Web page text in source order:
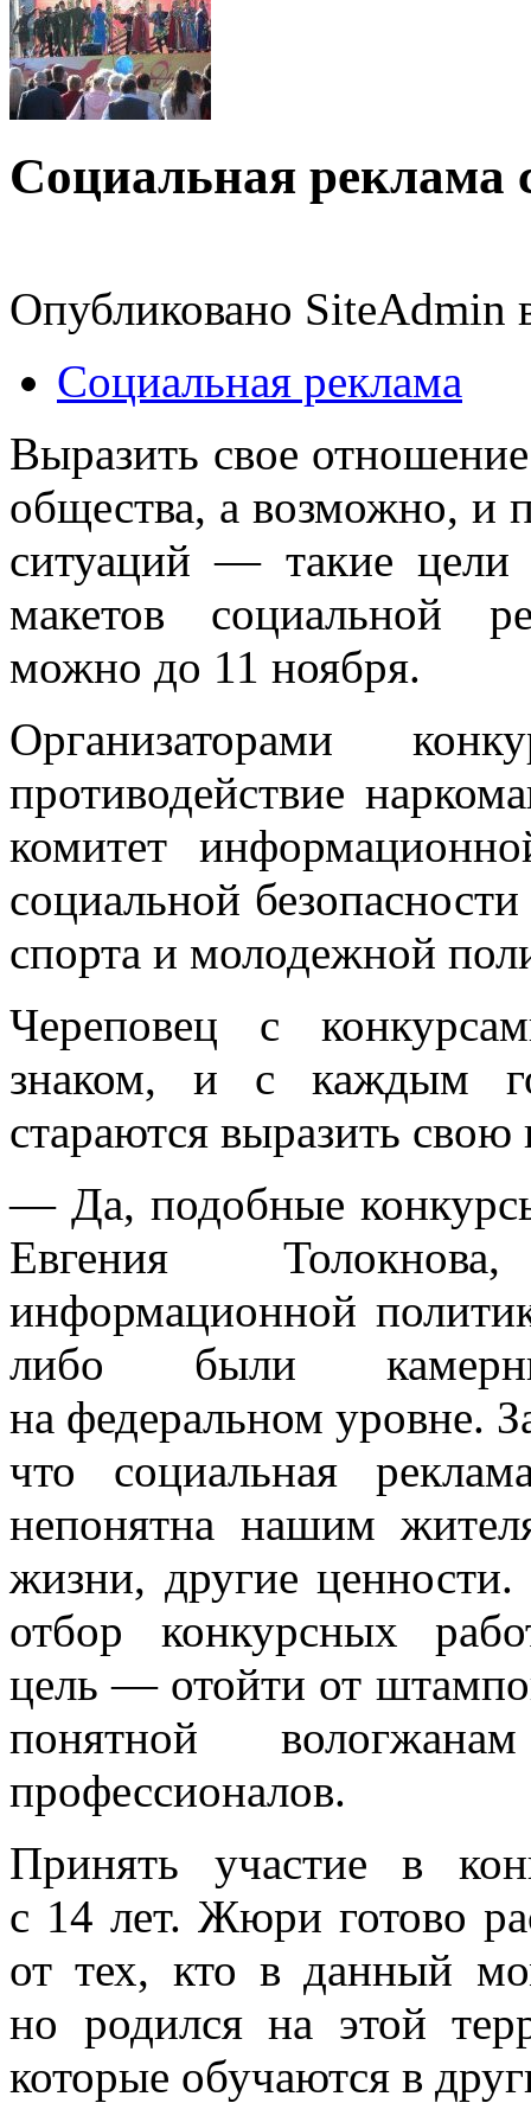
Социальная реклама
Опубликовано
Социальная реклама
Выразить свое
общества, а возможно, и
ситуаций — такие цели
макетов социальной
можно до 11 ноября.
Организаторами
противодействие
комитет
социальной
спорта и молодежной
Череповец с
знаком, и с каждым
стараются выразить
— Да, подобные
Евгения
информационной
либо были
на федеральном уровне.
что социальная
непонятна нашим
жизни, другие
отбор конкурсных
цель — отойти от
понятной
профессионалов.
Принять участие в
с 14 лет. Жюри готово
от тех, кто в данный
но родился на этой
которые обучаются в